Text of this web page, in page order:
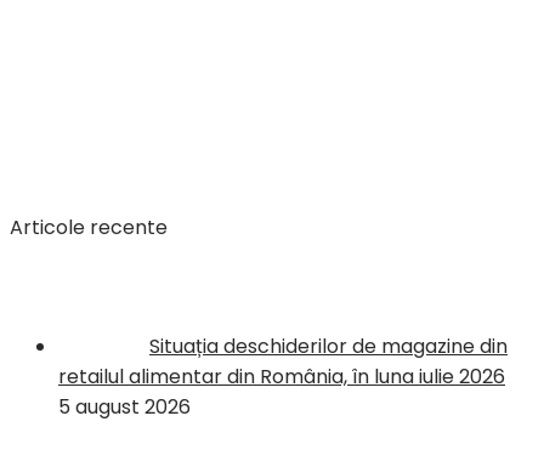
Articole recente
Situația deschiderilor de magazine din
retailul alimentar din România, în luna iulie 2026
5 august 2026